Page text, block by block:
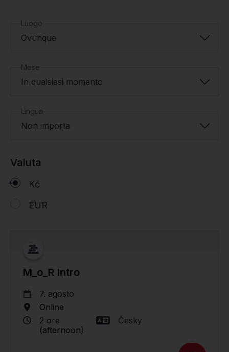
Luogo
Ovunque
Mese
In qualsiasi momento
Lingua
Non importa
Valuta
Kč
EUR
M_o_R Intro
7. agosto
Online
2 ore
(afternoon)
Česky